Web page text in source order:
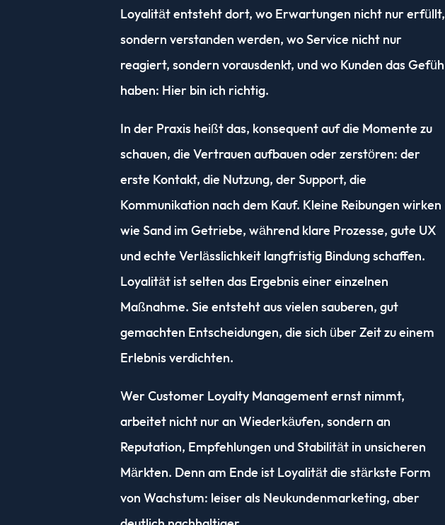
Loyalität entsteht dort, wo Erwartungen nicht nur erfüllt,
sondern verstanden werden, wo Service nicht nur
reagiert, sondern vorausdenkt, und wo Kunden das Gefühl
haben: Hier bin ich richtig.
In der Praxis heißt das, konsequent auf die Momente zu
schauen, die Vertrauen aufbauen oder zerstören: der
erste Kontakt, die Nutzung, der Support, die
Kommunikation nach dem Kauf. Kleine Reibungen wirken
wie Sand im Getriebe, während klare Prozesse, gute UX
und echte Verlässlichkeit langfristig Bindung schaffen.
Loyalität ist selten das Ergebnis einer einzelnen
Maßnahme. Sie entsteht aus vielen sauberen, gut
gemachten Entscheidungen, die sich über Zeit zu einem
Erlebnis verdichten.
Wer Customer Loyalty Management ernst nimmt,
arbeitet nicht nur an Wiederkäufen, sondern an
Reputation, Empfehlungen und Stabilität in unsicheren
Märkten. Denn am Ende ist Loyalität die stärkste Form
von Wachstum: leiser als Neukundenmarketing, aber